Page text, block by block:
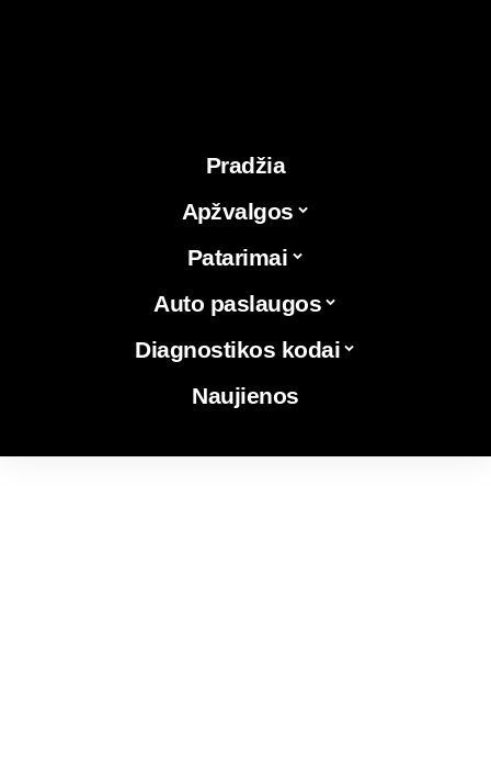
Pradžia
Apžvalgos
Patarimai
Auto paslaugos
Diagnostikos kodai
Naujienos